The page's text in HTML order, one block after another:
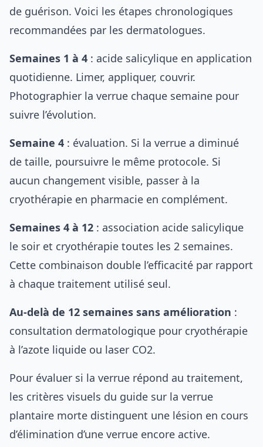
de guérison. Voici les étapes chronologiques
recommandées par les dermatologues.
Semaines 1 à 4 : acide salicylique en application
quotidienne. Limer, appliquer, couvrir.
Photographier la verrue chaque semaine pour
suivre l’évolution.
Semaine 4 : évaluation. Si la verrue a diminué
de taille, poursuivre le même protocole. Si
aucun changement visible, passer à la
cryothérapie en pharmacie en complément.
Semaines 4 à 12 : association acide salicylique
le soir et cryothérapie toutes les 2 semaines.
Cette combinaison double l’efficacité par rapport
à chaque traitement utilisé seul.
Au-delà de 12 semaines sans amélioration :
consultation dermatologique pour cryothérapie
à l’azote liquide ou laser CO2.
Pour évaluer si la verrue répond au traitement,
les critères visuels du guide sur la verrue
plantaire morte distinguent une lésion en cours
d’élimination d’une verrue encore active.